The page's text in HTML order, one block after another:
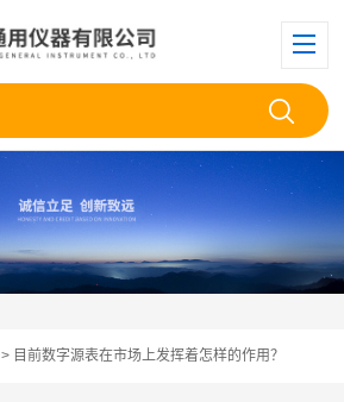
> 目前数字源表在市场上发挥着怎样的作用？